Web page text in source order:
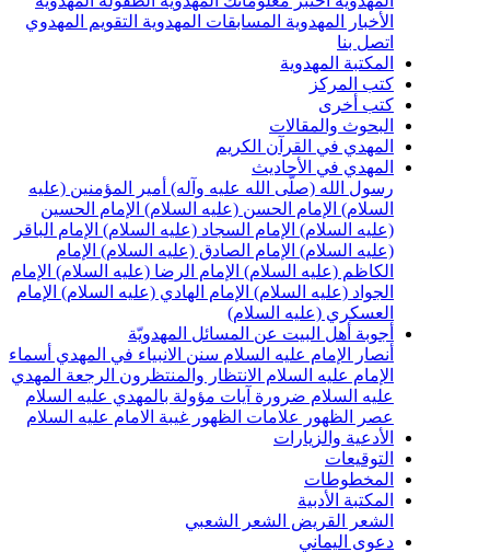
المهدويةالمسابقات المهدويةالتقويم المهدوي
المهدوية
والمقالات
في القرآن الكريم
في الأحاديث
الله (صلّى الله عليه وآله) أمير المؤمنين (عليه
الإمام الحسن (عليه السلام) الإمام الحسين
الإمام السجاد (عليه السلام) الإمام الباقر
الإمام الصادق (عليه السلام) الإمام
(عليه السلام) الإمام الرضا (عليه السلام) الإمام
(عليه السلام) الإمام الهادي (عليه السلام) الإمام
(عليه السلام)
أهل البيت عن المسائل المهدويّة
الإمام عليه السلامسنن الانبياء في المهديأسماء
عليه السلامالانتظار والمنتظرونالرجعةالمهدي
السلام ضرورة آيات مؤولة بالمهدي عليه السلام
علامات الظهورغيبة الامام عليه السلام
والزيارات
الأدبية
الشعر الشعبي
اليماني